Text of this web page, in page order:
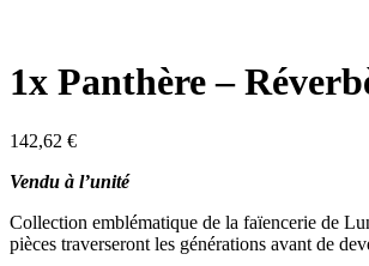
1x Panthère –
142,62 €
Vendu à l’unité
Collection emblématique de la faïencerie de
pièces traverseront les générations avant de